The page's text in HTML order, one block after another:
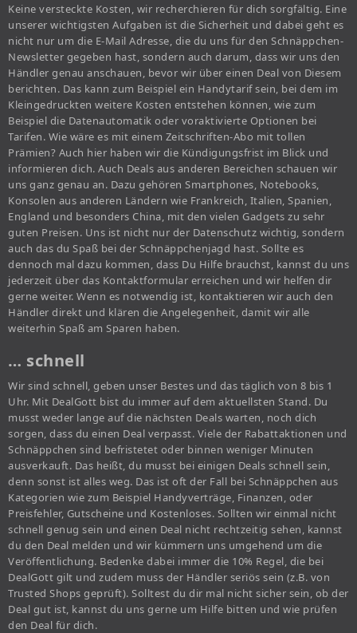
Keine versteckte Kosten, wir recherchieren für dich sorgfältig. Eine
unserer wichtigsten Aufgaben ist die Sicherheit und dabei geht es
nicht nur um die E-Mail Adresse, die du uns für den Schnäppchen-
Newsletter gegeben hast, sondern auch darum, dass wir uns den
Händler genau anschauen, bevor wir über einen Deal von Diesem
berichten. Das kann zum Beispiel ein Handytarif sein, bei dem im
Kleingedruckten weitere Kosten entstehen können, wie zum
Beispiel die Datenautomatik oder voraktivierte Optionen bei
Tarifen. Wie wäre es mit einem Zeitschriften-Abo mit tollen
Prämien? Auch hier haben wir die Kündigungsfrist im Blick und
informieren dich. Auch Deals aus anderen Bereichen schauen wir
uns ganz genau an. Dazu gehören Smartphones, Notebooks,
Konsolen aus anderen Ländern wie Frankreich, Italien, Spanien,
England und besonders China, mit den vielen Gadgets zu sehr
guten Preisen. Uns ist nicht nur der Datenschutz wichtig, sondern
auch das du Spaß bei der Schnäppchenjagd hast. Sollte es
dennoch mal dazu kommen, dass Du Hilfe brauchst, kannst du uns
jederzeit über das Kontaktformular erreichen und wir helfen dir
gerne weiter. Wenn es notwendig ist, kontaktieren wir auch den
Händler direkt und klären die Angelegenheit, damit wir alle
weiterhin Spaß am Sparen haben.
… schnell
Wir sind schnell, geben unser Bestes und das täglich von 8 bis 1
Uhr. Mit DealGott bist du immer auf dem aktuellsten Stand. Du
musst weder lange auf die nächsten Deals warten, noch dich
sorgen, dass du einen Deal verpasst. Viele der Rabattaktionen und
Schnäppchen sind befristetet oder binnen weniger Minuten
ausverkauft. Das heißt, du musst bei einigen Deals schnell sein,
denn sonst ist alles weg. Das ist oft der Fall bei Schnäppchen aus
Kategorien wie zum Beispiel Handyverträge, Finanzen, oder
Preisfehler, Gutscheine und Kostenloses. Sollten wir einmal nicht
schnell genug sein und einen Deal nicht rechtzeitig sehen, kannst
du den Deal melden und wir kümmern uns umgehend um die
Veröffentlichung. Bedenke dabei immer die 10% Regel, die bei
DealGott gilt und zudem muss der Händler seriös sein (z.B. von
Trusted Shops geprüft). Solltest du dir mal nicht sicher sein, ob der
Deal gut ist, kannst du uns gerne um Hilfe bitten und wie prüfen
den Deal für dich.